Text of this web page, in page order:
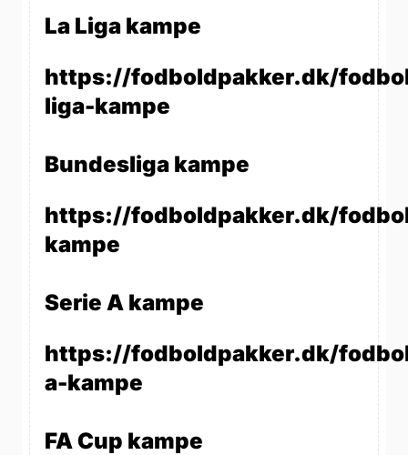
La Liga kampe
https://fodboldpakker.dk/
liga-kampe
Bundesliga kampe
https://fodboldpakker.dk/
kampe
Serie A kampe
https://fodboldpakker.dk/
a-kampe
FA Cup kampe